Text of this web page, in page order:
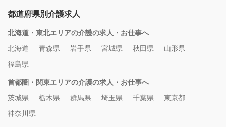
都道府県別介護求人
北海道・東北エリアの介護の求人・お仕事へ
北海道
青森県 岩手県 宮城県 秋田県
山形県
福島県
首都圏・関東エリアの介護の求人・お仕事へ
茨城県
栃木県 群馬県 埼玉県 千葉県
東京都
神奈川県